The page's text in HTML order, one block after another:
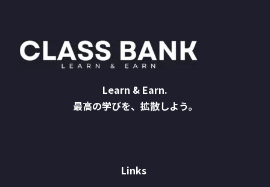
Learn & Earn.
最高の学びを、拡散しよう。
Links